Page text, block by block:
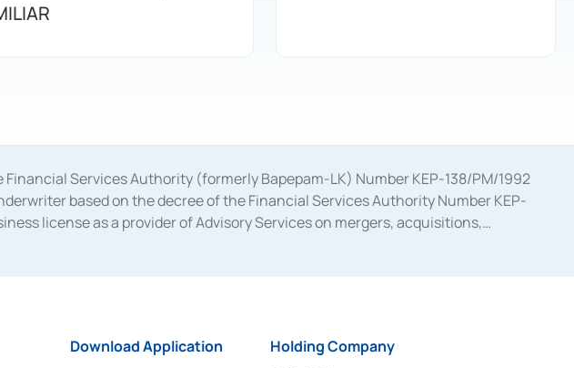
Services Authority (formerly Bapepam-LK) Number KEP-138/PM/1992
based on the decree of the Financial Services Authority Number KEP-
license as a provider of Advisory Services on mergers, acquisitions,
PM.21/2014 dated February 28, 2014, a business license as a provider of
Download Application Holding Company